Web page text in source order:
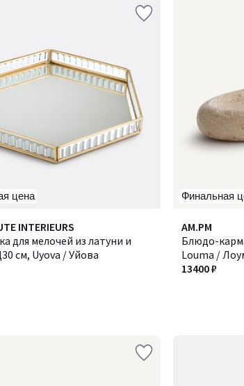
цена
INTERIEURS
для мелочей из латуни и
см, Uyova / Уйова
Финальная
AM.PM
Блюдо-
Louma /
13400 ₽